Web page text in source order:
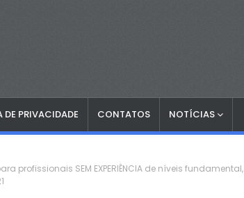
DE PRIVACIDADE CONTATOS NOTÍCIAS
profissionais SEM EXPERIÊNCIA de níveis fundamental,